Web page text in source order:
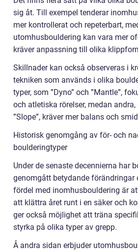
sig åt. Till exempel tenderar
mer kontrollerat och repeterbart,
utomhusbouldering kan vara mer
kräver anpassning till olika
Skillnader kan också observeras i
tekniken som används i olika
typer, som ”Dyno” och ”Mantle”,
och atletiska rörelser, medan andra,
”Slope”, kräver mer balans och
Historisk genomgång av för- och
boulderingtyper
Under de senaste decennierna har
genomgått betydande förändringar
fördel med inomhusbouldering är
att klättra året runt i en säker och
ger också möjlighet att träna
styrka på olika typer av grepp.
Å andra sidan erbjuder